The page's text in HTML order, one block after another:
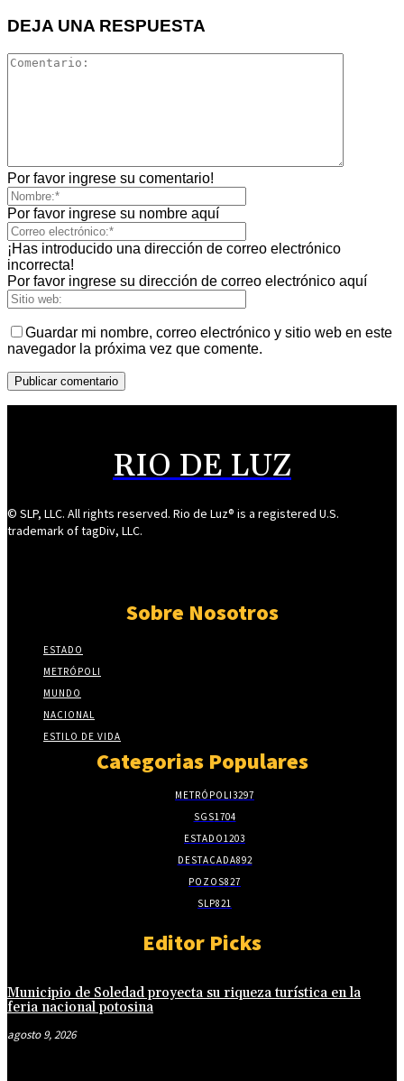
DEJA UNA RESPUESTA
Por favor ingrese su comentario!
Por favor ingrese su nombre aquí
¡Has introducido una dirección de correo electrónico
incorrecta!
Por favor ingrese su dirección de correo electrónico aquí
Guardar mi nombre, correo electrónico y sitio web en este
navegador la próxima vez que comente.
RIO DE LUZ
© SLP, LLC. All rights reserved. Rio de Luz® is a registered U.S.
trademark of tagDiv, LLC.
Sobre Nosotros
ESTADO
METRÓPOLI
MUNDO
NACIONAL
ESTILO DE VIDA
Categorias Populares
METRÓPOLI3297
SGS1704
ESTADO1203
DESTACADA892
POZOS827
SLP821
Editor Picks
Municipio de Soledad proyecta su riqueza turística en la
feria nacional potosina
agosto 9, 2026